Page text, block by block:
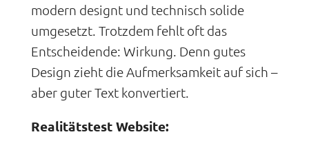
modern designt und technisch solide
umgesetzt. Trotzdem fehlt oft das
Entscheidende: Wirkung. Denn gutes
Design zieht die Aufmerksamkeit auf sich –
aber guter Text konvertiert.
Realitätstest Website: